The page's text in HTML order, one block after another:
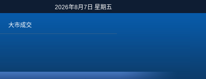
2026年8月7日 星期五
大市成交